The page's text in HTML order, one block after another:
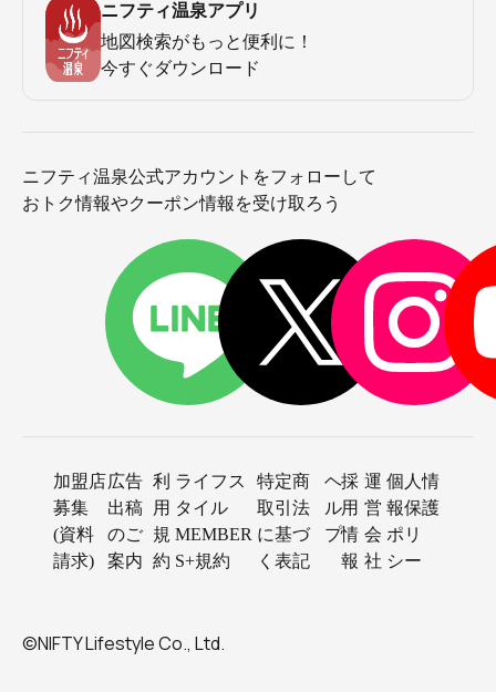
ニフティ温泉アプリ
地図検索がもっと便利に！
今すぐダウンロード
ニフティ温泉公式アカウントをフォローして
おトク情報やクーポン情報を受け取ろう
加盟店
募集
(資料
請求)
広告
出稿
のご
案内
利
用
規
約
ライフス
タイル
MEMBER
S+規約
特定商
取引法
に基づ
く表記
ヘ
ル
プ
採
用
情
報
運
営
会
社
個人情
報保護
ポリ
シー
©NIFTY Lifestyle Co., Ltd.